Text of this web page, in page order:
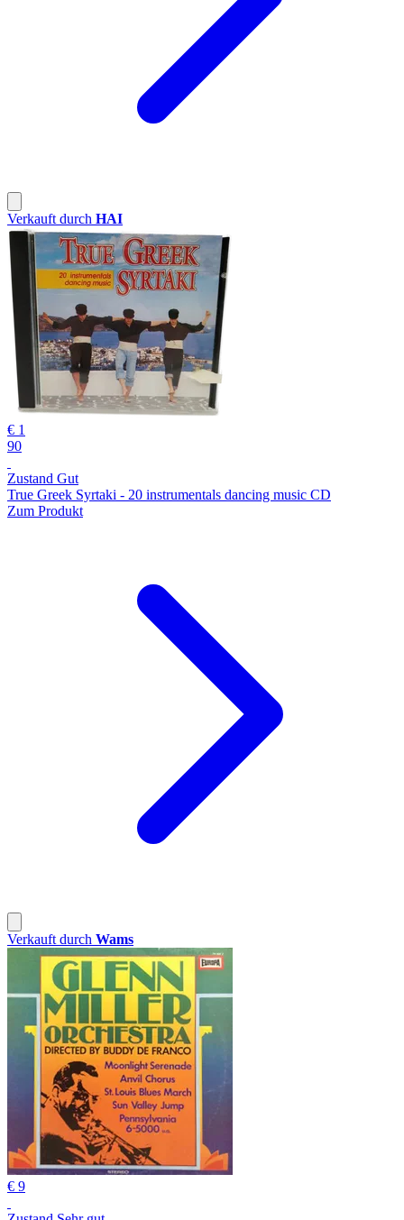
Verkauft durch HAI
€ 1
90
Zustand Gut
True Greek Syrtaki - 20 instrumentals dancing music CD
Zum Produkt
Verkauft durch Wams
€ 9